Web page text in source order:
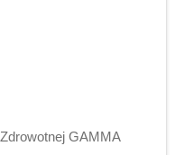
GAMMA